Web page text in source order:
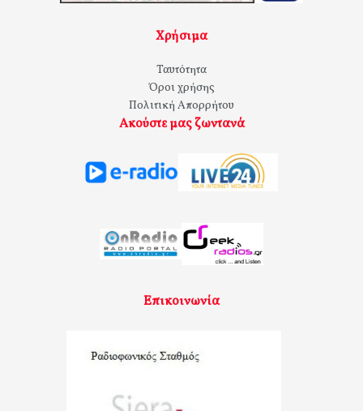
Χρήσιμα
Ταυτότητα
Όροι χρήσης
Πολιτική Απορρήτου
Ακούστε μας ζωντανά
Επικοινωνία